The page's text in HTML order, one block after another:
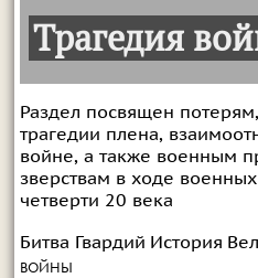
Трагедия
Раздел посвящен
трагедии плена,
войне, а также военным
зверствам в ходе
четверти 20 века
Битва Гвардий История
войны